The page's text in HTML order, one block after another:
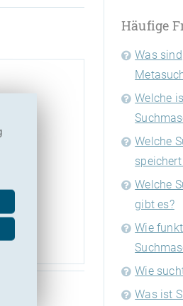
und
Häufige
Was sind
Welche
Welche
Welche
gibt es?
Wie
Wie
Was ist